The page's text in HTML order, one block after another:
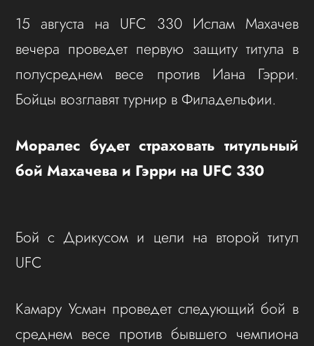
15 августа на UFC 330 Ислам Махачев
вечера проведет первую защиту титула в
полусреднем весе против Иана Гэрри.
Бойцы возглавят турнир в Филадельфии.
Моралес будет страховать титульный
бой Махачева и Гэрри на UFC 330
Бой с Дрикусом и цели на второй титул
UFC
Камару Усман проведет следующий бой в
среднем весе против бывшего чемпиона